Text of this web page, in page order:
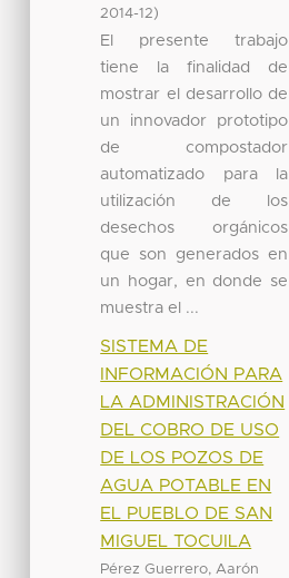
2014-12)
El presente trabajo
tiene la finalidad de
mostrar el desarrollo de
un innovador prototipo
de compostador
automatizado para la
utilización de los
desechos orgánicos
que son generados en
un hogar, en donde se
muestra el ...
SISTEMA DE
INFORMACIÓN PARA
LA ADMINISTRACIÓN
DEL COBRO DE USO
DE LOS POZOS DE
AGUA POTABLE EN
EL PUEBLO DE SAN
MIGUEL TOCUILA
Pérez Guerrero, Aarón